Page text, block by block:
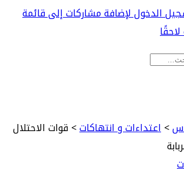
الدخول لإضافة مشاركات إلى قائمة
>اعتداءات و انتهاكات>قوات الاحتلال